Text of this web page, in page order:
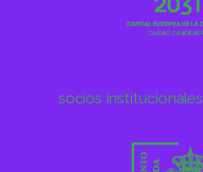
socios institucionales